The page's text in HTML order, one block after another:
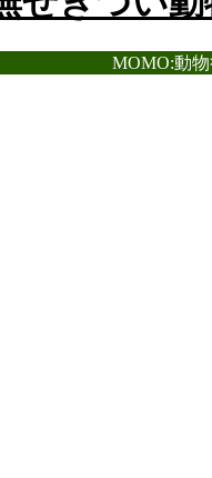
MOMO:動